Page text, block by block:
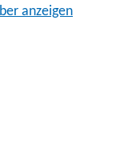
anzeigen